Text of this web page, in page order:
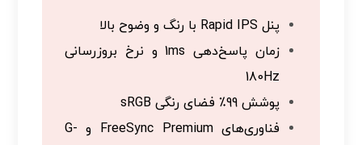
پنل Rapid IPS با رنگ و وضوح بالا
زمان پاسخ‌دهی 1ms و نرخ بروزرسانی
180Hz
پوشش 99٪ فضای رنگی sRGB
فناوری‌های FreeSync Premium و G-